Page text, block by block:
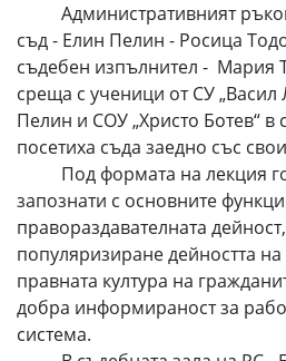
Административният
съд - Елин Пелин - Росица
съдебен изпълнител - Мария
среща с ученици от СУ „Васил
Пелин и СОУ „Христо Ботев“ в
посетиха съда заедно със
Под формата на лекция
запознати с основните
правораздавателната
популяризиране дейността
правната култура на
добра информираност за
система.